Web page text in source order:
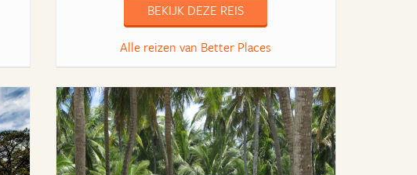
BEKIJK DEZE REIS
Alle reizen van Better Places